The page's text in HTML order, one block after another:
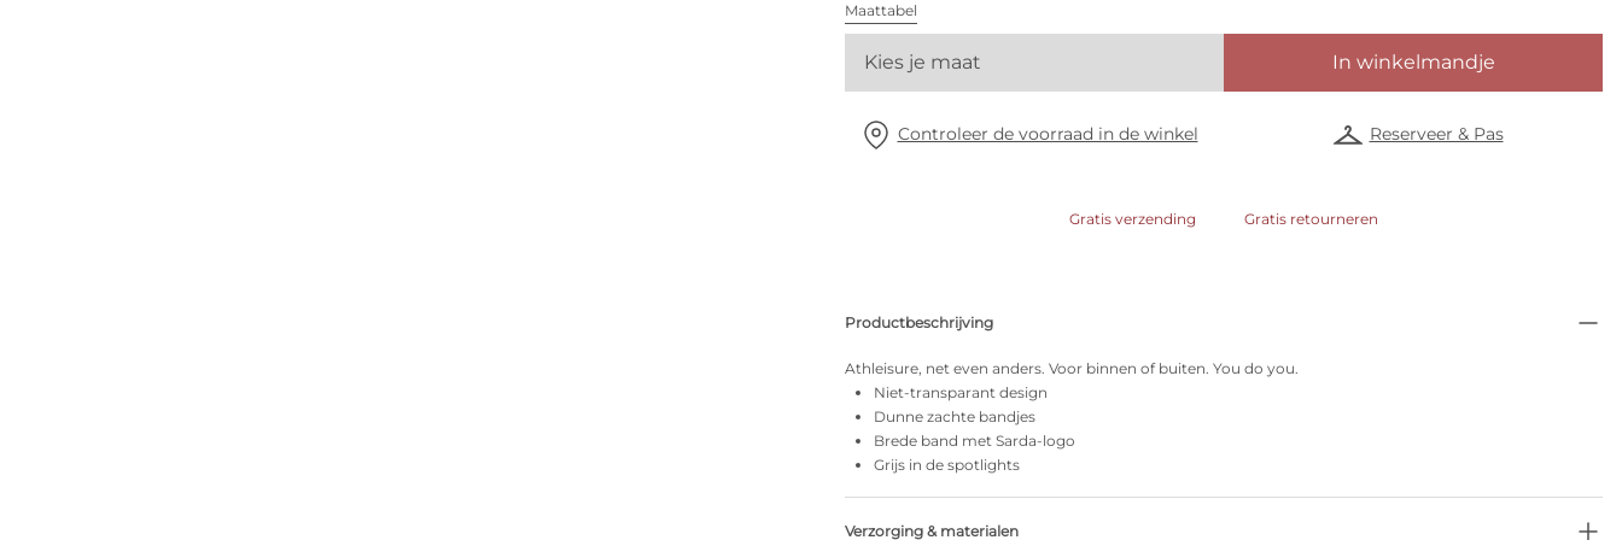
Maattabel
Kies je maat In winkelmandje
Controleer de voorraad in de winkel Reserveer & Pas
Gratis verzending Gratis retourneren
Productbeschrijving
Athleisure, net even anders. Voor binnen of buiten. You do you.
Niet-transparant design
Dunne zachte bandjes
Brede band met Sarda-logo
Grijs in de spotlights
Verzorging & materialen